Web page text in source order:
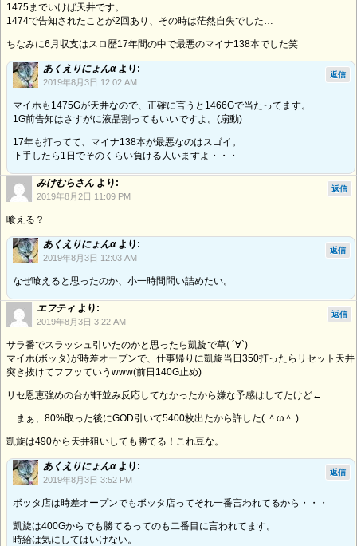
1475までいけば天井です。
1474で告知されたことが2回あり、その時は茫然自失でした…
ちなみに6月収支はスロ歴17年間の中で最悪のマイナ138本でした笑
あくえりにょんα より:
2019年8月3日 12:02 AM
マイホも1475Gが天井なので、正確に言うと1466Gで当たってます。
1G前告知はさすがに液晶割ってもいいですよ。(扇動)
17年も打ってて、マイナ138本が最悪なのはスゴイ。
下手したら1日でそのくらい負ける人いますよ・・・
返信
みけむらさん より:
2019年8月2日 11:09 PM
喰える？
返信
あくえりにょんα より:
2019年8月3日 12:03 AM
なぜ喰えると思ったのか、小一時間問い詰めたい。
返信
エフティ より:
2019年8月3日 3:22 AM
サラ番でスラッシュ引いたのかと思ったら凱旋で草( ´∀`)
マイホ(ボッタ)が時差オープンで、仕事帰りに凱旋当日350打ったらリセット天井
突き抜けてフフッていうwww(前日140G止め)
リセ恩恵強めの台が軒並み反応してなかったから嫌な予感はしてたけど←
…まぁ、80%取った後にGOD引いて5400枚出たから許した( ＾ω＾ )
凱旋は490から天井狙いしても勝てる！これ豆な。
返信
あくえりにょんα より:
2019年8月3日 3:52 PM
ボッタ店は時差オープンでもボッタ店ってそれ一番言われてるから・・・
凱旋は400Gからでも勝てるってのも二番目に言われてます。
時給は気にしてはいけない。
返信